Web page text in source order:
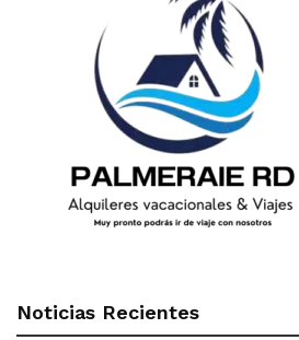
Noticias Recientes